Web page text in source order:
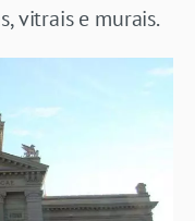
vitrais e murais.